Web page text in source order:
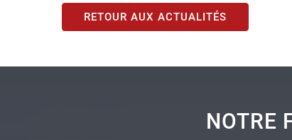
RETOUR AUX ACTUALITÉS
NOTRE